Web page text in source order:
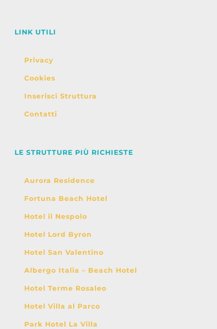
LINK UTILI
Privacy
Cookies
Inserisci Struttura
Contatti
LE STRUTTURE PIÙ RICHIESTE
Aurora Residence
Fortuna Beach Hotel
Hotel il Nespolo
Hotel Lord Byron
Hotel San Valentino
Albergo Italia – Beach Hotel
Hotel Terme Rosaleo
Hotel Villa al Parco
Park Hotel La Villa